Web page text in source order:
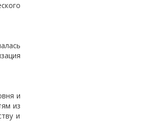
и
из
и